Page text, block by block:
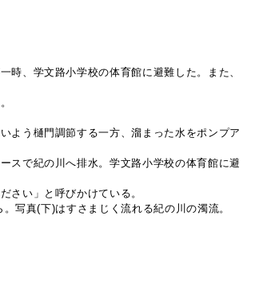
、学文路小学校の体育館に避難した。また、
よう樋門調節する一方、溜まった水をポンプア
スで紀の川へ排水。学文路小学校の体育館に避
さい」と呼びかけている。
写真(下)はすさまじく流れる紀の川の濁流。